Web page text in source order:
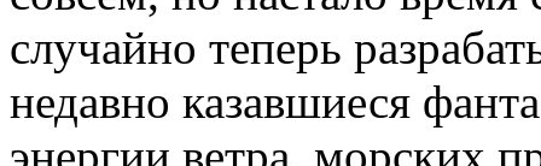
случайно теперь
недавно казавшиеся